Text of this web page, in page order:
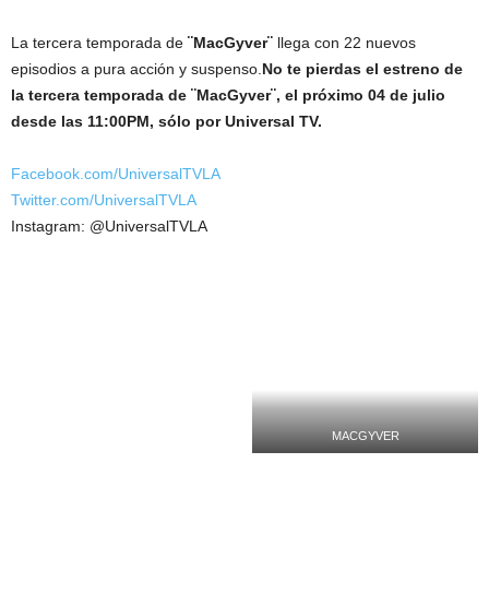
La tercera temporada de ¨MacGyver¨ llega con 22 nuevos
episodios a pura acción y suspenso. No te pierdas el estreno de
la tercera temporada de ¨MacGyver¨, el próximo 04 de julio
desde las 11:00PM, sólo por Universal TV.
Facebook.com/UniversalTVLA
Twitter.com/UniversalTVLA
Instagram: @UniversalTVLA
MACGYVER